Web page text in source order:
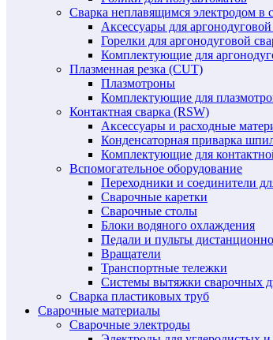
Сварка неплавящимся электродом в
Аксессуары для
Горелки для аргонодуговой
Комплектующие для
Плазменная резка (CUT)
Плазмотроны
Комплектующие для
Контактная сварка (RSW)
Аксессуары и расходные
Конденсаторная приварка
Комплектующие для
Вспомогательное оборудование
Переходники и соединители
Сварочные каретки
Сварочные столы
Блоки водяного охлаждения
Педали и пульты
Вращатели
Транспортные тележки
Системы вытяжки сварочных
Сварка пластиковых труб
Сварочные материалы
Сварочные электроды